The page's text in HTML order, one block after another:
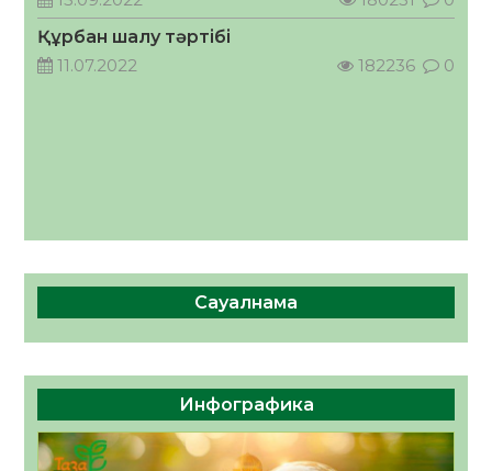
05.08.2026
42 0
Құрбан шалу тәртібі
11.07.2022
182236 0
Сауалнама
Инфографика